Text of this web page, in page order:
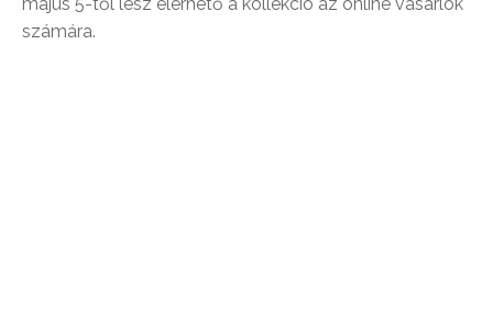
számára.